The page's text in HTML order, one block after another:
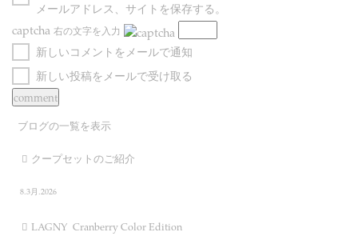
メールアドレス、サイトを保存する。
captcha 右の文字を入力
新しいコメントをメールで通知
新しい投稿をメールで受け取る
ブログの一覧を表示
クープセットのご紹介
8.3月.2026
LAGNY Cranberry Color Edition